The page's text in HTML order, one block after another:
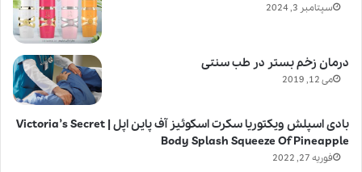
سپتامبر 3, 2024
درمان زخم بستر در طب سنتی
می 12, 2019
بادی اسپلش ویکتوریا سکرت اسکوئیز آف پاین اپل | Victoria’s Secret
Body Splash Squeeze Of Pineapple
فوریه 27, 2022